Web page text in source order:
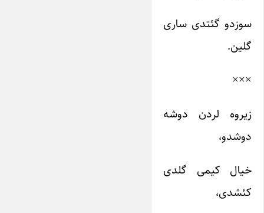
سوزدو گئتدی ساری
گلین.
×××
زیروه لردن دوشه
دوشدو،
خیال کیمی گلدی
کئشدی،